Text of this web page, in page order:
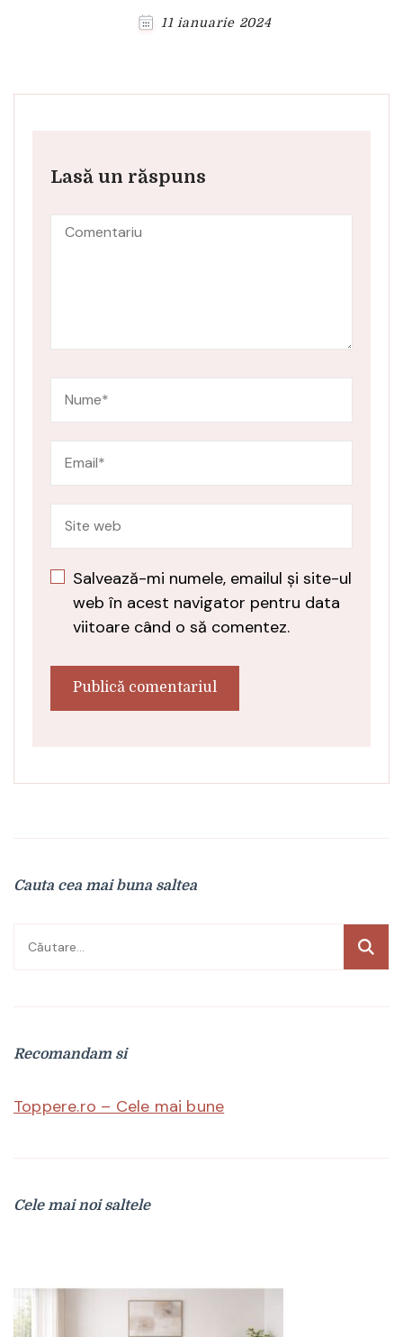
11 ianuarie 2024
Lasă un răspuns
Salvează-mi numele, emailul și site-ul
web în acest navigator pentru data
viitoare când o să comentez.
Cauta cea mai buna saltea
Caută
Recomandam si
Toppere.ro – Cele mai bune
Cele mai noi saltele